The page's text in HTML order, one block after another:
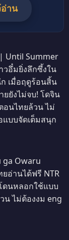
อ่าน
Until Summer
วอึ๋มยิ่งลึกซึ้งใน
เมื่อฤดูร้อนสิ้น
ยังไม่จบ! โดจิน
นไทยล้วน ไม่
แบบจัดเต็มสนุก
Owaru
อ่านได้ฟรี NTR
ดนหลอกใช้แบบ
ไม่ต้องงม eng